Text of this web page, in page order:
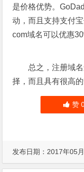
是价格优势。
动，而且支持支付
com域名可以优惠
总之，注册域
择，而且具有很高的
赞
发布日期：2017年05